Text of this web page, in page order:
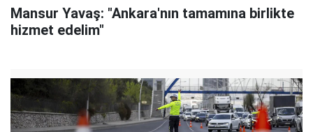
Mansur Yavaş: "Ankara'nın tamamına birlikte
hizmet edelim"